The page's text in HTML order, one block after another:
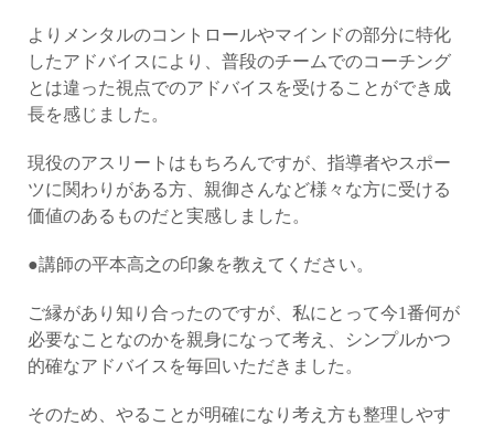
よりメンタルのコントロールやマインドの部分に特化
したアドバイスにより、普段のチームでのコーチング
とは違った視点でのアドバイスを受けることができ成
長を感じました。
現役のアスリートはもちろんですが、指導者やスポー
ツに関わりがある方、親御さんなど様々な方に受ける
価値のあるものだと実感しました。
●講師の平本高之の印象を教えてください。
ご縁があり知り合ったのですが、私にとって今1番何が
必要なことなのかを親身になって考え、シンプルかつ
的確なアドバイスを毎回いただきました。
そのため、やることが明確になり考え方も整理しやす